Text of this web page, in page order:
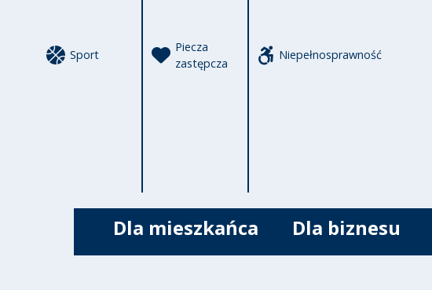
Sport
Piecza
zastępcza
Niepełnosprawność
Dla mieszkańca Dla biznesu